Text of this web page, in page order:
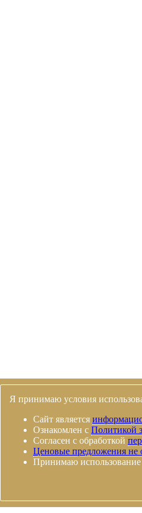
Я принимаю условия
Сайт является
Ознакомлен с Политикой
Согласен с обработкой
Ценовые предложения не
Принимаю